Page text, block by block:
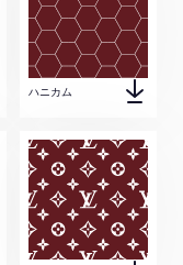
ハニカム